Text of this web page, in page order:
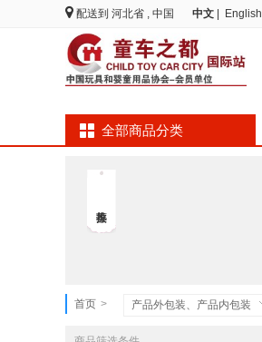
配送到 河北省 , 中国 中文 English
全部商品分类
首页 > 产品外包装、产品内包装